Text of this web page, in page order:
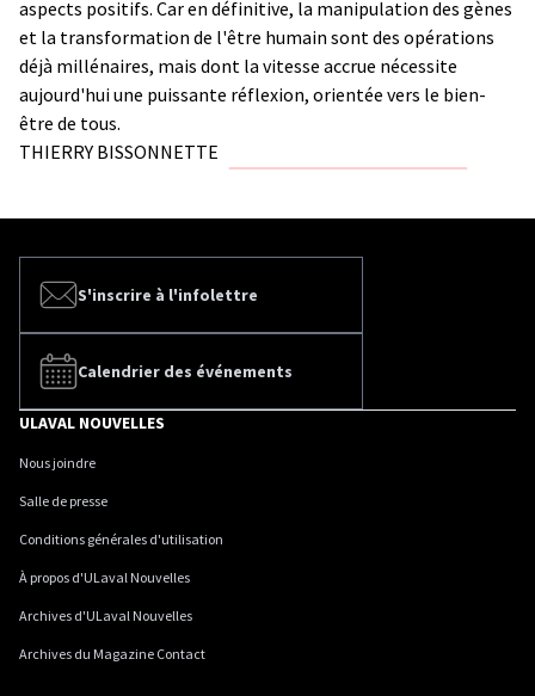
aspects positifs. Car en définitive, la manipulation des gènes
et la transformation de l'être humain sont des opérations
déjà millénaires, mais dont la vitesse accrue nécessite
aujourd'hui une puissante réflexion, orientée vers le bien-
être de tous.
THIERRY BISSONNETTE
S'inscrire à l'infolettre
Calendrier des événements
ULAVAL NOUVELLES
Nous joindre
Salle de presse
Conditions générales d'utilisation
À propos d'ULaval Nouvelles
Archives d'ULaval Nouvelles
Archives du Magazine Contact